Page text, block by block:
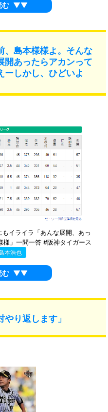
む ▼▼
、島本様様よ。そんな
開あったらアカンって
ーしかし、ひどいよ
イライラ「あんな展開、あっ
様」一問一答 #阪神タイガース
本浩也
む ▼▼
り返します」